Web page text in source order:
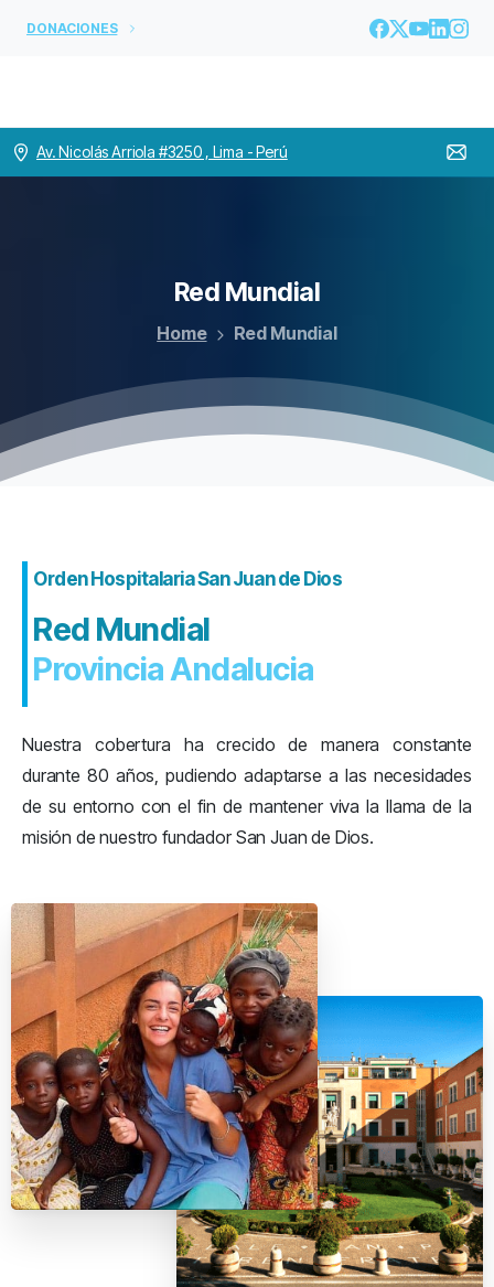
DONACIONES
Av. Nicolás Arriola #3250 , Lima - Perú
Red Mundial
Home Red Mundial
Orden Hospitalaria San Juan de Dios
Red Mundial
Provincia Andalucia
Nuestra cobertura ha crecido de manera constante
durante 80 años, pudiendo adaptarse a las necesidades
de su entorno con el fin de mantener viva la llama de la
misión de nuestro fundador San Juan de Dios.